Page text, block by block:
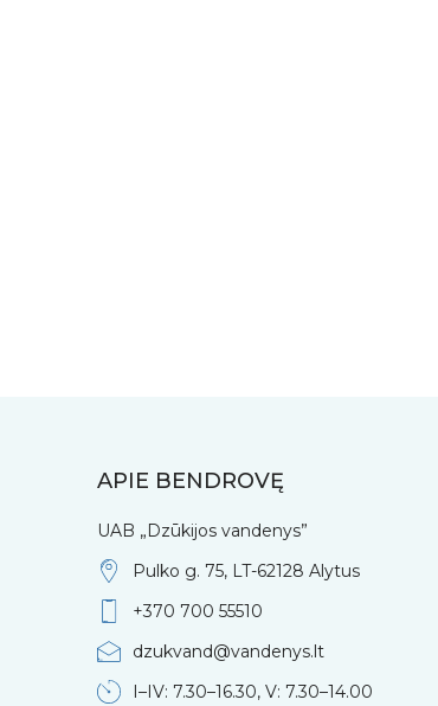
APIE BENDROVĘ
UAB „Dzūkijos vandenys”
Pulko g. 75, LT-62128 Alytus
+370 700 55510
dzukvand@vandenys.lt
I–IV: 7.30–16.30, V: 7.30–14.00